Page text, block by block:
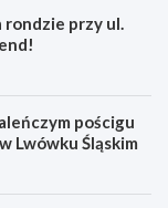
rondzie przy ul.
pościgu
Lwówku Śląskim